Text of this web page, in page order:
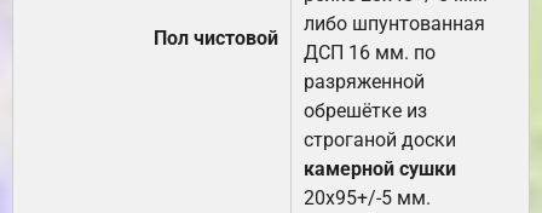
Пол чистовой
либо шпунтованная
ДСП 16 мм. по
разряженной
обрешётке из
строганой доски
камерной сушки
20х95+/-5 мм.